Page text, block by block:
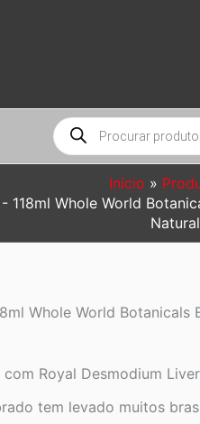
Pesquisar
produtos
Início
Whole World
Natural
Whole World
Royal Desmodium
tem levado muitos